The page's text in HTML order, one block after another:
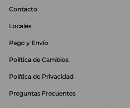
Contacto
Locales
Pago y Envío
Política de Cambios
Política de Privacidad
Preguntas Frecuentes